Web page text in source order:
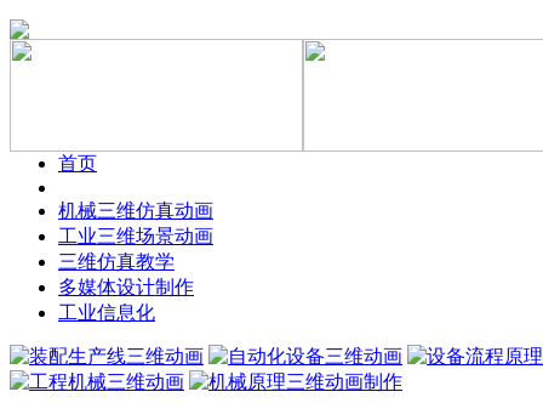
首页
机械三维仿真动画
工业三维场景动画
三维仿真教学
多媒体设计制作
工业信息化